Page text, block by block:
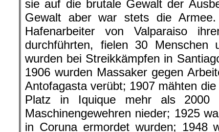
sie auf die brutale Gewalt der
Gewalt aber war stets die
Hafenarbeiter von Valparaiso
durchführten, fielen 30 Menschen
wurden bei Streikkämpfen in
1906 wurden Massaker gegen
Antofagasta verübt; 1907 mähten
Platz in Iquique mehr als 2000
Maschinengewehren nieder; 1925
in Coruna ermordet wurden; 1948